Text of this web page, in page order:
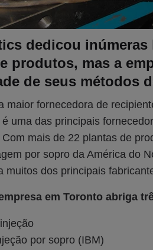
dedicou inúmeras
produtos, mas a
de seus métodos
maior fornecedora de
uma das principais
mais de 22 plantas de
por sopro da América do
muitos dos principais
em Toronto abriga
por sopro (IBM)